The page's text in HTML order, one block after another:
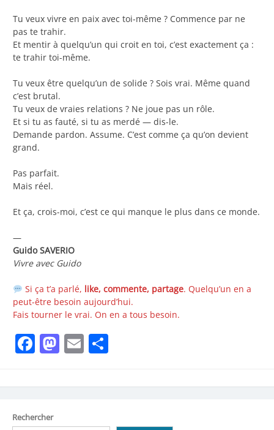
Tu veux vivre en paix avec toi-même ? Commence par ne
pas te trahir.
Et mentir à quelqu’un qui croit en toi, c’est exactement ça :
te trahir toi-même.
Tu veux être quelqu’un de solide ? Sois vrai. Même quand
c’est brutal.
Tu veux de vraies relations ? Ne joue pas un rôle.
Et si tu as fauté, si tu as merdé — dis-le.
Demande pardon. Assume. C’est comme ça qu’on devient
grand.
Pas parfait.
Mais réel.
Et ça, crois-moi, c’est ce qui manque le plus dans ce monde.
—
Guido SAVERIO
Vivre avec Guido
Si ça t’a parlé, like, commente, partage. Quelqu’un en a
peut-être besoin aujourd’hui.
Fais tourner le vrai. On en a tous besoin.
Facebook
Mastodon
Email
Rechercher